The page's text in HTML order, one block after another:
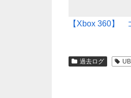
【Xbox 360】
過去ログ UBI